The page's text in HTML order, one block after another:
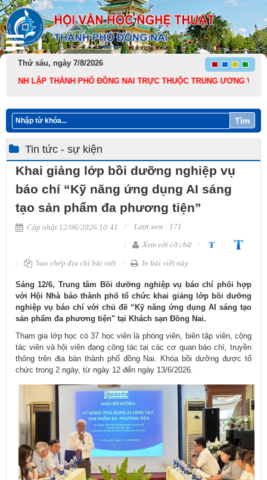
Thứ sáu, ngày 7/8/2026
LẬP THÀNH PHỐ ĐỒNG NAI TRỰC THUỘC TRUNG ƯƠNG VÀ 136
Tìm
Tin tức - sự kiện
Khai giảng lớp bồi dưỡng nghiệp vụ
báo chí “Kỹ năng ứng dụng AI sáng
tạo sản phẩm đa phương tiện”
Cập nhật 12/06/2026 10:41
Lượt xem : 171
Xem với cỡ chữ
Sao chép địa chỉ bài viết In bài viết này
Sáng 12/6, Trung tâm Bồi dưỡng nghiệp vụ báo chí phối hợp
với Hội Nhà báo thành phố tổ chức khai giảng lớp bồi dưỡng
nghiệp vụ báo chí với chủ đề “Kỹ năng ứng dụng AI sáng tạo
sản phẩm đa phương tiện" tại Khách sạn Đồng Nai.
Tham gia lớp học có 37 học viên là phóng viên, biên tập viên, cộng
tác viên và hội viên đang công tác tại các cơ quan báo chí, truyền
thông trên địa bàn thành phố đồng Nai. Khóa bồi dưỡng được tổ
chức trong 2 ngày, từ ngày 12 đến ngày 13/6/2026.